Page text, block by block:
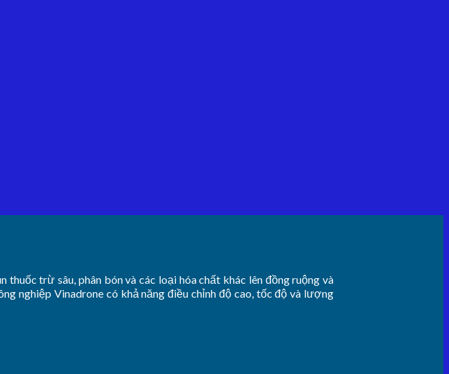
trừ sâu, phân bón và các loại hóa chất khác lên đồng ruộng và
nghiệp Vinadrone có khả năng điều chỉnh độ cao, tốc độ và lượng